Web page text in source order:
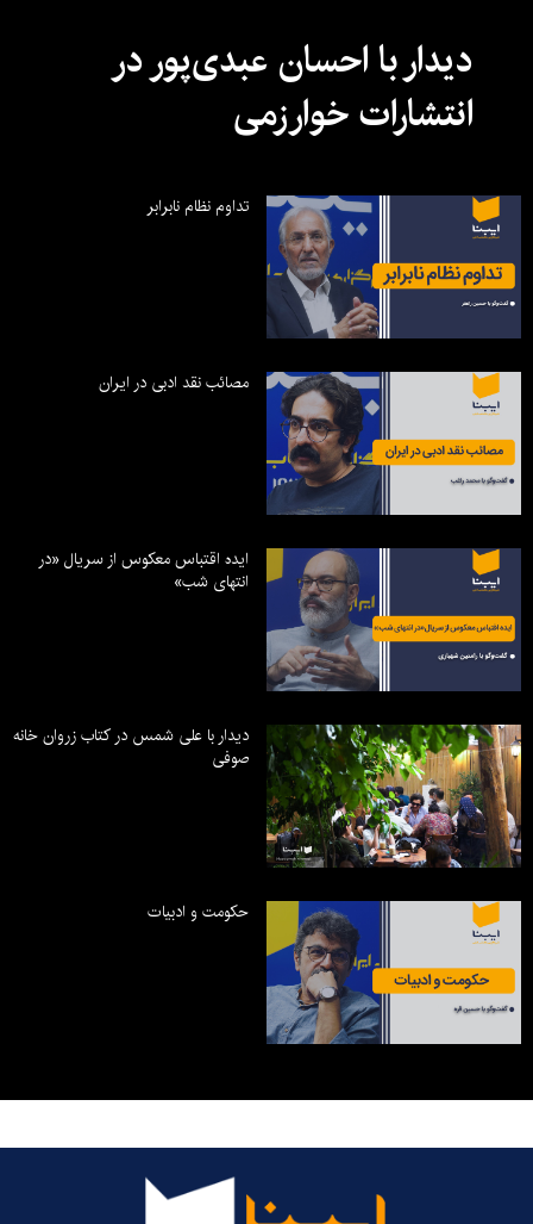
دیدار با احسان عبدی‌پور در
انتشارات خوارزمی
تداوم نظام نابرابر
مصائب نقد ادبی در ایران
ایده اقتباس معکوس از سریال «در
انتهای شب»
دیدار با علی شمس در کتاب زروان خانه
صوفی
حکومت و ادبیات